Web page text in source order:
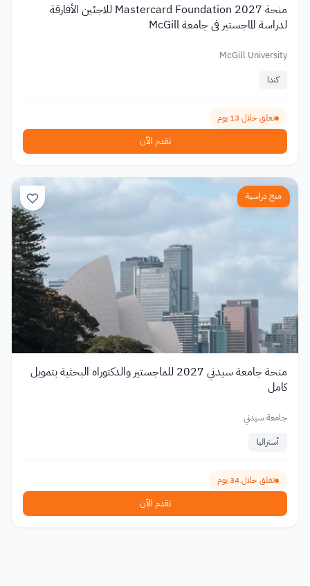
منحة Mastercard Foundation 2027 للاجئين الأفارقة
لدراسة الماجستير في جامعة McGill
McGill University
كندا
تغلق خلال 13 يوم
تقدم الآن
منح دراسية
منحة جامعة سيدني 2027 للماجستير والدكتوراه البحثية بتمويل
كامل
جامعة سيدني
أستراليا
تغلق خلال 34 يوم
تقدم الآن